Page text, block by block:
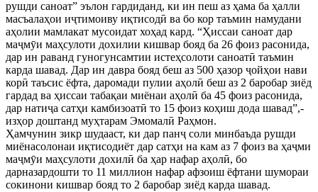
рушди саноат” эълон гардиданд, ки ин пеш аз ҳама ба ҳалли
масъалаҳои иҷтимоиву иқтисодӣ ва бо кор таъмин намудани
аҳолии мамлакат мусоидат хоҳад кард. “Ҳиссаи саноат дар
маҷмӯи маҳсулоти дохилии кишвар бояд ба 26 фоиз расонида,
дар ин раванд гуногунсамтии истеҳсолоти саноатӣ таъмин
карда шавад. Дар ин давра бояд беш аз 500 ҳазор ҷойҳои нави
корӣ таъсис ёфта, даромади пулии аҳолӣ беш аз 2 баробар зиёд
гардад ва ҳиссаи табақаи миёнаи аҳолӣ ба 45 фоиз расонида,
дар натиҷа сатҳи камбизоатӣ то 15 фоиз коҳиш дода шавад”,-
изҳор доштанд муҳтарам Эмомалӣ Раҳмон.
Ҳамчунин зикр шудааст, ки дар панҷ соли минбаъда рушди
миёнасолонаи иқтисодиёт дар сатҳи на кам аз 7 фоиз ва ҳаҷми
маҷмӯи маҳсулоти дохилӣ ба ҳар нафар аҳолӣ, бо
дарназардошти то 11 миллион нафар афзоиш ёфтани шумораи
сокинони кишвар бояд то 2 баробар зиёд карда шавад.